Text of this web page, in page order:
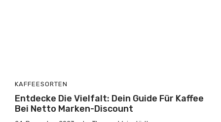
KAFFEESORTEN
Entdecke Die Vielfalt: Dein Guide Für Kaffee
Bei Netto Marken-Discount